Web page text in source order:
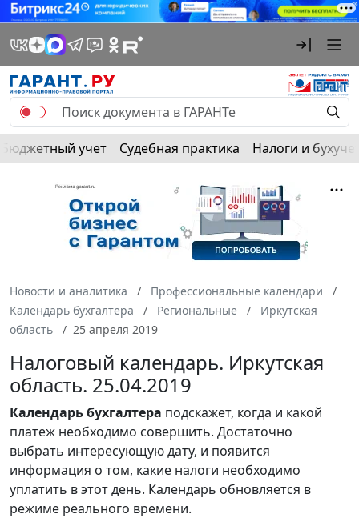
Бюджетный учет Судебная практика Налоги и
Новости и аналитика
Профессиональные календари
Календарь бухгалтера
Региональные
Иркутская
область
25 апреля 2019
Налоговый календарь. Иркутская
область. 25.04.2019
Календарьбухгалтера подскажет, когда и какой
платеж необходимо совершить. Достаточно
выбрать интересующую дату, и появится
информация о том, какие налоги необходимо
уплатить в этот день. Календарь обновляется в
режиме реального времени.